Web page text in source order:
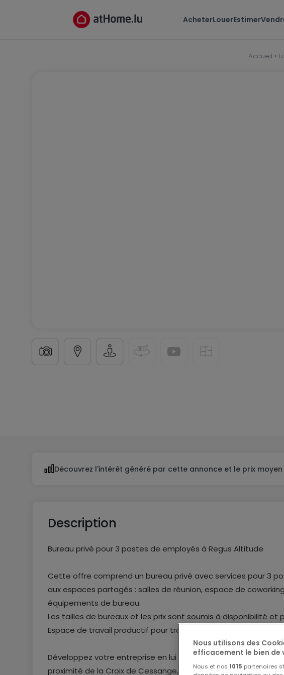
AcheterLouerEstimer
Accueil
Découvrez l'intérêt généré par cette annonce et le prix
Description
Bureau privé pour 3 postes de employés à Regus Altitude
Cette offre comprend un bureau privé avec services pour 3
aux espaces partagés : salles de réunion, espace de
équipements de bureau.
Les tailles de bureaux et les prix sont soumis à disponibilité et
Espace de travail productif pour trois personnes avec tout
Développez votre entreprise en lui offrant une base dans le
proximité de la Croix de Cessange, nos bureaux de l'Altitude
Nous utilisons des
efficacement le bien de
Nous et nos 1015 partenaires